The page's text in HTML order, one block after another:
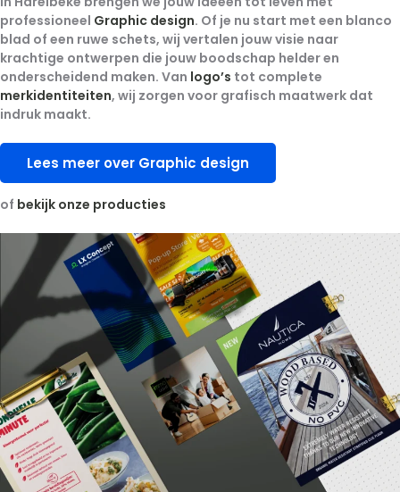
professioneel Graphic design. Of je nu start met een blanco
blad of een ruwe schets, wij vertalen jouw visie naar
krachtige ontwerpen die jouw boodschap helder en
onderscheidend maken. Van logo’s tot complete
merkidentiteiten, wij zorgen voor grafisch maatwerk dat
indruk maakt.
Lees meer over Graphic design
of bekijk onze producties